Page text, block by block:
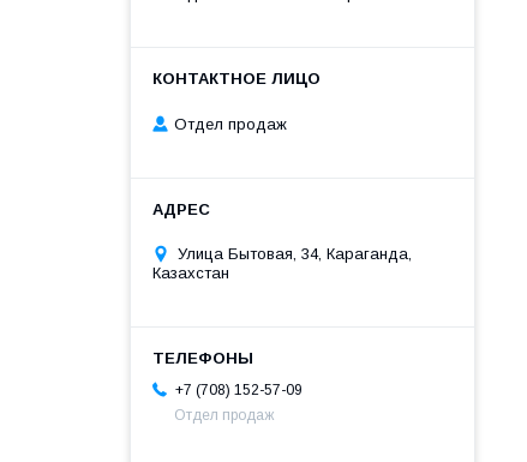
Отдел продаж
Улица Бытовая, 34, Караганда,
Казахстан
+7 (708) 152-57-09
Отдел продаж